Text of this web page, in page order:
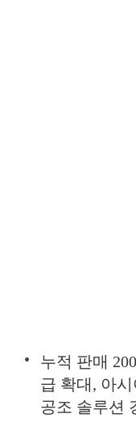
누적 판매
급 확대, 아
공조 솔루션